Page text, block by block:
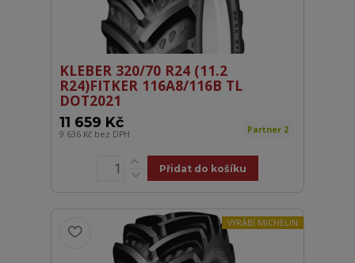
KLEBER 320/70 R24 (11.2
R24)FITKER 116A8/116B TL
DOT2021
11 659 Kč
9 636 Kč bez DPH Partner 2
Přidat do košíku
VYRÁBÍ MICHELIN